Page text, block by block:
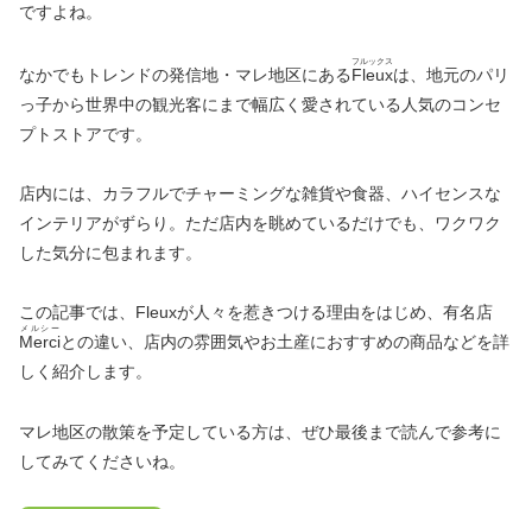
ですよね。
なかでもトレンドの発信地・マレ地区にあるFleux
フルックス
は、地元のパリ
っ子から世界中の観光客にまで幅広く愛されている人気のコンセ
プトストアです。
店内には、カラフルでチャーミングな雑貨や食器、ハイセンスな
インテリアがずらり。ただ店内を眺めているだけでも、ワクワク
した気分に包まれます。
この記事では、Fleuxが人々を惹きつける理由をはじめ、有名店
Merci
メルシー
との違い、店内の雰囲気やお土産におすすめの商品などを詳
しく紹介します。
マレ地区の散策を予定している方は、ぜひ最後まで読んで参考に
してみてくださいね。